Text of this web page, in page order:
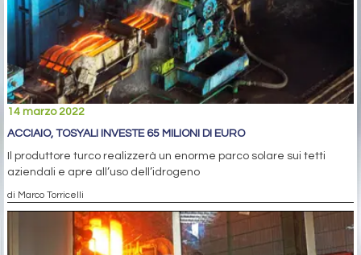
14 marzo 2022
ACCIAIO, TOSYALI INVESTE 65 MILIONI DI EURO
Il produttore turco realizzerà un enorme parco solare sui tetti
aziendali e apre all’uso dell’idrogeno
di Marco Torricelli